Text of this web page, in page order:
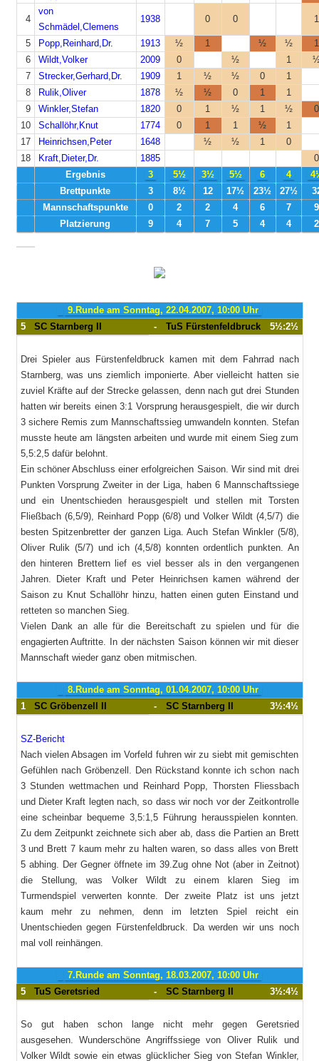
4
von
Schmädel,Clemens
1938 0 0 1
5 Popp,Reinhard,Dr. 1913 ½ 1 ½ ½
1
6
Wildt,Volker 2009 0 ½ 1
7
Strecker,Gerhard,Dr. 1909 1 ½ ½ 0
1
8
Rulik,Oliver 1878 ½ ½ 0 1
1
9
Winkler,Stefan 1820 0 1 ½ 1 ½
0
10
Schallöhr,Knut 1774 0 1 1 ½
1
17
Heinrichsen,Peter 1648 ½ ½ 1
0
18
Kraft,Dieter,Dr. 1885
0
Ergebnis
3 5½ 3½ 5½ 6 4
Brettpunkte
3 8½ 12 17½ 23½ 27½
Mannschaftspunkte
0 2 2 4 6 7
9
Platzierung
9 4 7 5 4 4 2
9.Runde am Sonntag, 22.04.2007, 10:00 Uhr
5
SC Starnberg II - TuS Fürstenfeldbruck 5½:2½
Drei Spieler aus Fürstenfeldbruck kamen mit dem Fahrrad nach
Starnberg, was uns ziemlich imponierte. Aber vielleicht hatten sie
zuviel Kräfte auf der Strecke gelassen, denn nach gut drei Stunden
hatten wir bereits einen 3:1 Vorsprung herausgespielt, die wir durch
3 sichere Remis zum Mannschaftssieg umwandeln konnten. Stefan
musste heute am längsten arbeiten und wurde mit einem Sieg zum
5,5:2,5 dafür belohnt.
Ein schöner Abschluss einer erfolgreichen Saison. Wir sind mit drei
Punkten Vorsprung Zweiter in der Liga, haben 6 Mannschaftssiege
und ein Unentschieden herausgespielt und stellen mit Torsten
Fließbach (6,5/9), Reinhard Popp (6/8) und Volker Wildt (4,5/7) die
besten Spitzenbretter der ganzen Liga. Auch Stefan Winkler (5/8),
Oliver Rulik (5/7) und ich (4,5/8) konnten ordentlich punkten. An
den hinteren Brettern lief es viel besser als in den vergangenen
Jahren. Dieter Kraft und Peter Heinrichsen kamen während der
Saison zu Knut Schallöhr hinzu, hatten einen guten Einstand und
retteten so manchen Sieg.
Vielen Dank an alle für die Bereitschaft zu spielen und für die
engagierten Auftritte. In der nächsten Saison können wir mit dieser
Mannschaft wieder ganz oben mitmischen.
8.Runde am Sonntag, 01.04.2007, 10:00 Uhr
1
SC Gröbenzell II - SC Starnberg II 3½:4½
SZ-Bericht
Nach vielen Absagen im Vorfeld fuhren wir zu siebt mit gemischten
Gefühlen nach Gröbenzell. Den Rückstand konnte ich schon nach
3 Stunden wettmachen und Reinhard Popp, Thorsten Fliessbach
und Dieter Kraft legten nach, so dass wir noch vor der Zeitkontrolle
eine scheinbar bequeme 3,5:1,5 Führung herausspielen konnten.
Zu dem Zeitpunkt zeichnete sich aber ab, dass die Partien an Brett
3 und Brett 7 kaum mehr zu halten waren, so dass alles von Brett
5 abhing. Der Gegner öffnete im 39.Zug ohne Not (aber in Zeitnot)
die Stellung, was Volker Wildt zu einem klaren Sieg im
Turmendspiel verwerten konnte. Der zweite Platz ist uns jetzt
kaum mehr zu nehmen, denn im letzten Spiel reicht ein
Unentschieden gegen Fürstenfeldbruck. Da werden wir uns noch
mal voll reinhängen.
7.Runde am Sonntag, 18.03.2007, 10:00 Uhr
5
TuS Geretsried - SC Starnberg II 3½:4½
So gut haben schon lange nicht mehr gegen Geretsried
ausgesehen. Wunderschöne Angriffssiege von Oliver Rulik und
Volker Wildt sowie ein etwas glücklicher Sieg von Stefan Winkler,